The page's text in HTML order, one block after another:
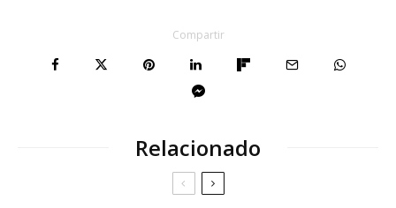
Compartir
Relacionado